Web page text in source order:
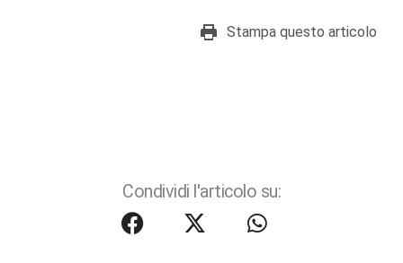
Stampa questo articolo
Condividi l'articolo su: